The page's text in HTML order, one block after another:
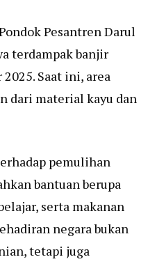
Pesantren Darul
terdampak banjir
Saat ini, area
dari material kayu dan
pemulihan
bantuan berupa
serta makanan
negara bukan
tetapi juga